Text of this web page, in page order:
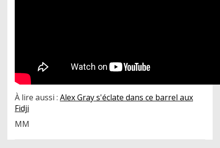
À lire aussi : Alex Gray s'éclate dans ce barrel aux
Fidji
MM